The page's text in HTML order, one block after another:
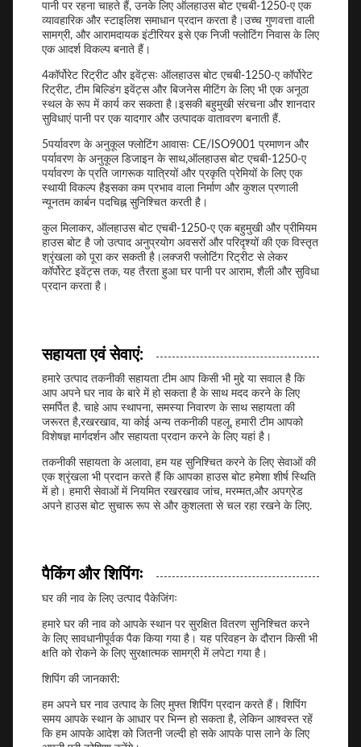
पानी पर रहना चाहते हैं, उनके लिए ऑलहाउस बोट एचबी-1250-ए एक
व्यावहारिक और स्टाइलिश समाधान प्रदान करता है।उच्च गुणवत्ता वाली
सामग्री, और आरामदायक इंटीरियर इसे एक निजी फ्लोटिंग निवास के लिए
एक आदर्श विकल्प बनाते हैं।
4कॉर्पोरेट रिट्रीट और इवेंट्सः ऑलहाउस बोट एचबी-1250-ए कॉर्पोरेट
रिट्रीट, टीम बिल्डिंग इवेंट्स और बिजनेस मीटिंग के लिए भी एक अनूठा
स्थल के रूप में कार्य कर सकता है।इसकी बहुमुखी संरचना और शानदार
सुविधाएं पानी पर एक यादगार और उत्पादक वातावरण बनाती हैं.
5पर्यावरण के अनुकूल फ्लोटिंग आवासः CE/ISO9001 प्रमाणन और
पर्यावरण के अनुकूल डिजाइन के साथ,ऑलहाउस बोट एचबी-1250-ए
पर्यावरण के प्रति जागरूक यात्रियों और प्रकृति प्रेमियों के लिए एक
स्थायी विकल्प हैइसका कम प्रभाव वाला निर्माण और कुशल प्रणाली
न्यूनतम कार्बन पदचिह्न सुनिश्चित करती है।
कुल मिलाकर, ऑलहाउस बोट एचबी-1250-ए एक बहुमुखी और प्रीमियम
हाउस बोट है जो उत्पाद अनुप्रयोग अवसरों और परिदृश्यों की एक विस्तृत
श्रृंखला को पूरा कर सकती है।लक्जरी फ्लोटिंग रिट्रीट से लेकर
कॉर्पोरेट इवेंट्स तक, यह तैरता हुआ घर पानी पर आराम, शैली और सुविधा
प्रदान करता है।
सहायता एवं सेवाएं:
हमारे उत्पाद तकनीकी सहायता टीम आप किसी भी मुद्दे या सवाल है कि
आप अपने घर नाव के बारे में हो सकता है के साथ मदद करने के लिए
समर्पित है. चाहे आप स्थापना, समस्या निवारण के साथ सहायता की
जरूरत है,रखरखाव, या कोई अन्य तकनीकी पहलू, हमारी टीम आपको
विशेषज्ञ मार्गदर्शन और सहायता प्रदान करने के लिए यहां है।
तकनीकी सहायता के अलावा, हम यह सुनिश्चित करने के लिए सेवाओं की
एक श्रृंखला भी प्रदान करते हैं कि आपका हाउस बोट हमेशा शीर्ष स्थिति
में हो। हमारी सेवाओं में नियमित रखरखाव जांच, मरम्मत,और अपग्रेड
अपने हाउस बोट सुचारू रूप से और कुशलता से चल रहा रखने के लिए.
पैकिंग और शिपिंगः
घर की नाव के लिए उत्पाद पैकेजिंगः
हमारे घर की नाव को आपके स्थान पर सुरक्षित वितरण सुनिश्चित करने
के लिए सावधानीपूर्वक पैक किया गया है। यह परिवहन के दौरान किसी भी
क्षति को रोकने के लिए सुरक्षात्मक सामग्री में लपेटा गया है।
शिपिंग की जानकारी:
हम अपने घर नाव उत्पाद के लिए मुफ्त शिपिंग प्रदान करते हैं। शिपिंग
समय आपके स्थान के आधार पर भिन्न हो सकता है, लेकिन आश्वस्त रहें
कि हम आपके आदेश को जितनी जल्दी हो सके आपके पास लाने के लिए